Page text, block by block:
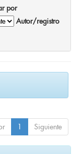
por
Autor/registro
1 Siguiente